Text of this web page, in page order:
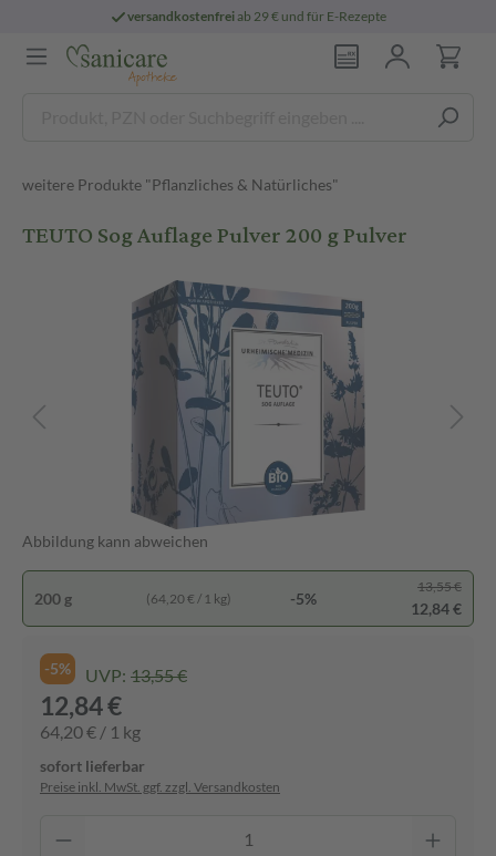
versandkostenfreiab 29 € und für E-Rezepte
weitere Produkte "Pflanzliches & Natürliches"
TEUTO Sog Auflage Pulver 200 g Pulver
Abbildung kann abweichen
200 g (64,20 € / 1 kg) -5%
13,55 €
12,84 €
-5% UVP: 13,55 €
12,84 €
64,20 € / 1 kg
sofort lieferbar
Preise inkl. MwSt. ggf. zzgl. Versandkosten